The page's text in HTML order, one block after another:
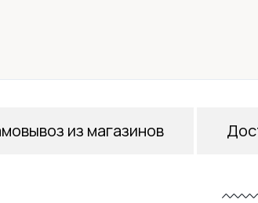
из магазинов